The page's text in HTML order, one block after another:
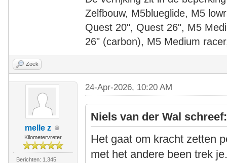
Zelfbouw, M5blueglide, M5
Quest 20", Quest 26", M5
26" (carbon), M5 Medium
Zoek
melle z
Kilometervreter
Berichten: 1.345
24-Apr-2026, 10:20 AM
Niels van der Wal schreef:
Het gaat om kracht zetten
met het andere been trek